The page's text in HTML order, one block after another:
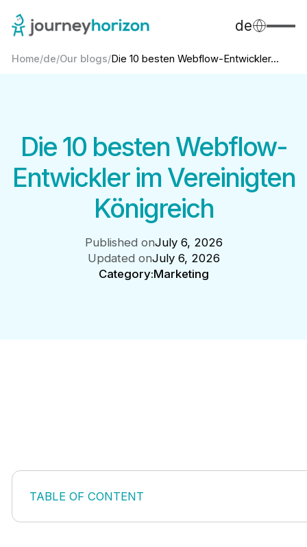
de
Home/de/Our blogs/Die 10 besten Webflow-Entwickler...
Die 10 besten Webflow-
Entwickler im Vereinigten
Königreich
Published onJuly 6, 2026
Updated onJuly 6, 2026
Category:Marketing
TABLE OF CONTENT
1. Journeyhorizon